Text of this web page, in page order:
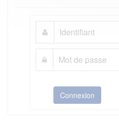
Connexion